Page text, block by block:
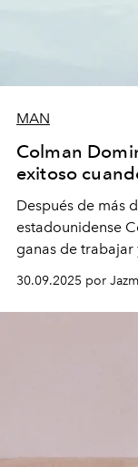
MAN
Colman
exitoso
Después de más
estadounidense
ganas de trabajar
30.09.2025 por